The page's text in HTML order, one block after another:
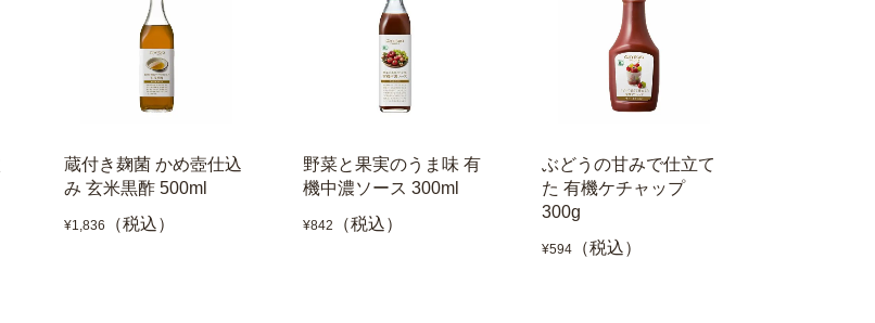
蔵付き麹菌 かめ壺仕込
み 玄米黒酢 500ml
¥1,836 （税込）
野菜と果実のうま味 有
機中濃ソース 300ml
¥842 （税込）
ぶどうの甘みで仕立て
た 有機ケチャップ
300g
¥594 （税込）